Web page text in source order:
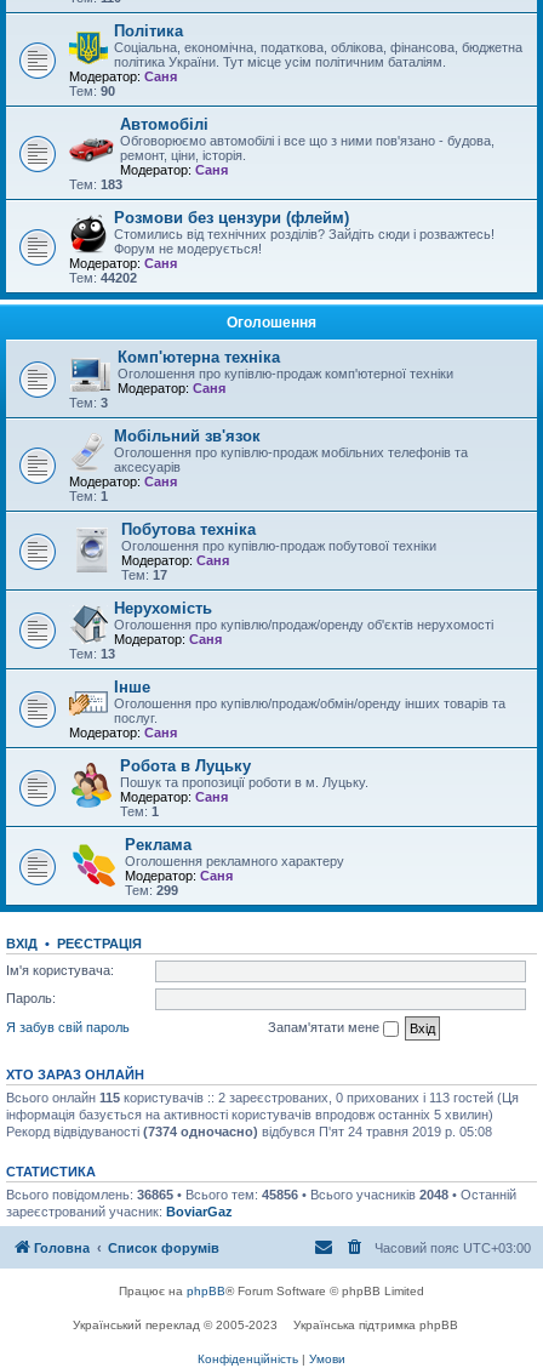
Політика
Соціальна, економічна, податкова, облікова, фінансова, бюджетна
політика України. Тут місце усім політичним баталіям.
Модератор: Саня
Тем: 90
Автомобілі
Обговорюємо автомобілі і все що з ними пов'язано - будова,
ремонт, ціни, історія.
Модератор: Саня
Тем: 183
Розмови без цензури (флейм)
Стомились від технічних розділів? Зайдіть сюди і розважтесь!
Форум не модерується!
Модератор: Саня
Тем: 44202
Оголошення
Комп'ютерна техніка
Оголошення про купівлю-продаж комп'ютерної техніки
Модератор: Саня
Тем: 3
Мобільний зв'язок
Оголошення про купівлю-продаж мобільних телефонів та
аксесуарів
Модератор: Саня
Тем: 1
Побутова техніка
Оголошення про купівлю-продаж побутової техніки
Модератор: Саня
Тем: 17
Нерухомість
Оголошення про купівлю/продаж/оренду об'єктів нерухомості
Модератор: Саня
Тем: 13
Інше
Оголошення про купівлю/продаж/обмін/оренду інших товарів та
послуг.
Модератор: Саня
Робота в Луцьку
Пошук та пропозиції роботи в м. Луцьку.
Модератор: Саня
Тем: 1
Реклама
Оголошення рекламного характеру
Модератор: Саня
Тем: 299
ВХІД • РЕЄСТРАЦІЯ
Ім'я користувача:
Пароль:
Я забув свій пароль
Запам'ятати мене
ХТО ЗАРАЗ ОНЛАЙН
Всього онлайн 115 користувачів :: 2 зареєстрованих, 0 прихованих і 113 гостей (Ця
інформація базується на активності користувачів впродовж останніх 5 хвилин)
Рекорд відвідуваності (7374 одночасно) відбувся П'ят 24 травня 2019 р. 05:08
СТАТИСТИКА
Всього повідомлень: 36865 • Всього тем: 45856 • Всього учасників 2048 • Останній
зареєстрований учасник: BoviarGaz
Головна Список форумів Часовий пояс UTC+03:00
Працює на phpBB® Forum Software © phpBB Limited
Український переклад © 2005-2023 Українська підтримка phpBB
Конфіденційність | Умови